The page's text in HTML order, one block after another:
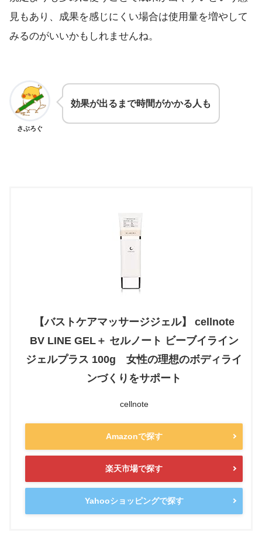
見もあり、成果を感じにくい場合は使用量を増やして
みるのがいいかもしれませんね。
さぶろぐ
効果が出るまで時間がかかる人も
【バストケアマッサージジェル】 cellnote
BV LINE GEL＋ セルノート ビーブイライン
ジェルプラス 100g 女性の理想のボディライ
ンづくりをサポート
cellnote
Amazonで探す
楽天市場で探す
Yahooショッピングで探す